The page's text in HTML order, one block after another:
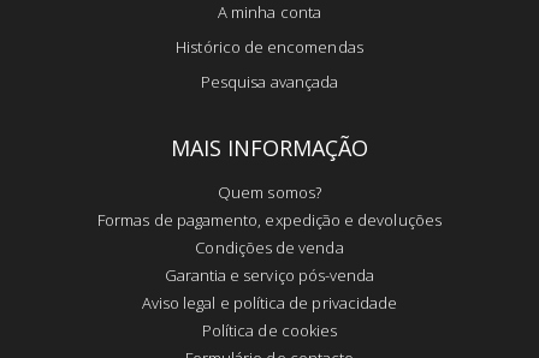
A minha conta
Histórico de encomendas
Pesquisa avançada
MAIS INFORMAÇÃO
Quem somos?
Formas de pagamento, expedição e devoluções
Condições de venda
Garantia e serviço pós-venda
Aviso legal e política de privacidade
Política de cookies